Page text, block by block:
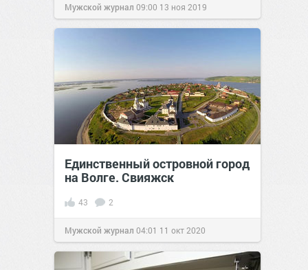
Мужской журнал 09:00 13 ноя 2019
Единственный островной город
на Волге. Свияжск
43 2
Мужской журнал 04:01 11 окт 2020